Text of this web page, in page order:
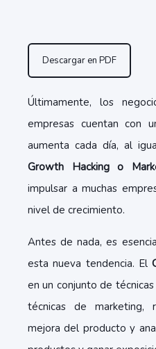
Descargar en PDF
Últimamente, los
empresas cuentan con
aumenta cada día, al
Growth Hacking o
impulsar a muchas
nivel de crecimiento.
Antes de nada, es
esta nueva tendencia. El
en un conjunto de
técnicas de marketing,
mejora del producto y